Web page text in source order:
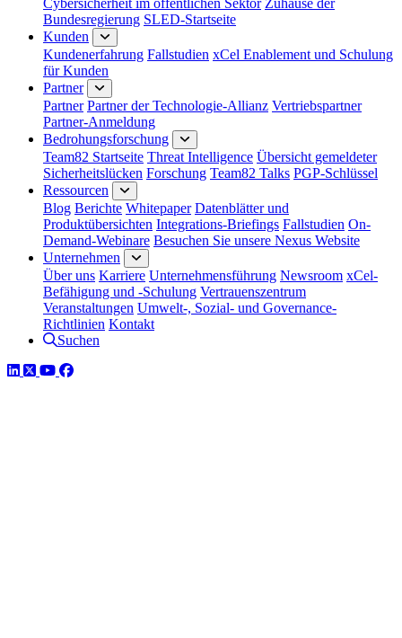
Bundesregierung SLED-Startseite
Kunden
Kundenerfahrung Fallstudien xCel Enablement und Schulung
für Kunden
Partner
Partner Partner der Technologie-Allianz Vertriebspartner
Partner-Anmeldung
Bedrohungsforschung
Team82 Startseite Threat Intelligence Übersicht gemeldeter
Sicherheitslücken Forschung Team82 Talks PGP-Schlüssel
Ressourcen
Blog Berichte Whitepaper Datenblätter und
Produktübersichten Integrations-Briefings Fallstudien On-
Demand-Webinare Besuchen Sie unsere Nexus Website
Unternehmen
Über uns Karriere Unternehmensführung Newsroom xCel-
Befähigung und -Schulung Vertrauenszentrum
Veranstaltungen Umwelt-, Sozial- und Governance-
Richtlinien Kontakt
Suchen
LinkedIn
TwitterYouTube
Facebook